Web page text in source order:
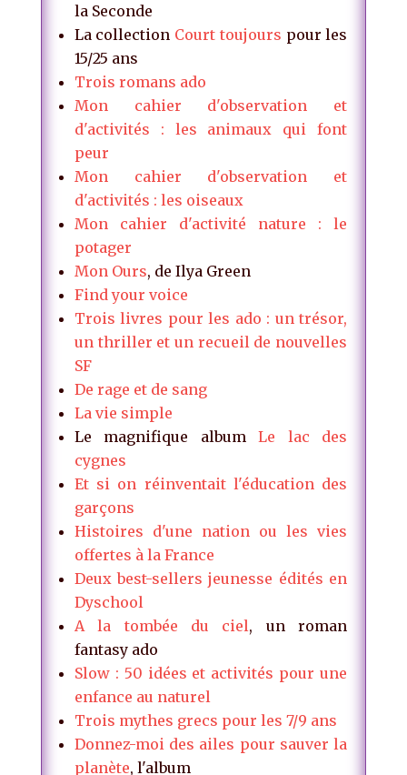
la Seconde
La collection Court toujours pour les
15/25 ans
Trois romans ado
Mon cahier d'observation et
d'activités : les animaux qui font
peur
Mon cahier d'observation et
d'activités : les oiseaux
Mon cahier d'activité nature : le
potager
Mon Ours, de Ilya Green
Find your voice
Trois livres pour les ado : un trésor,
un thriller et un recueil de nouvelles
SF
De rage et de sang
La vie simple
Le magnifique albumLe lac des
cygnes
Et si on réinventait l'éducation des
garçons
Histoires d'une nation ou les vies
offertes à la France
Deux best-sellers jeunesse édités en
Dyschool
A la tombée du ciel, un roman
fantasy ado
Slow : 50 idées et activités pour une
enfance au naturel
Trois mythes grecs pour les 7/9 ans
Donnez-moi des ailes pour sauver la
planète, l'album